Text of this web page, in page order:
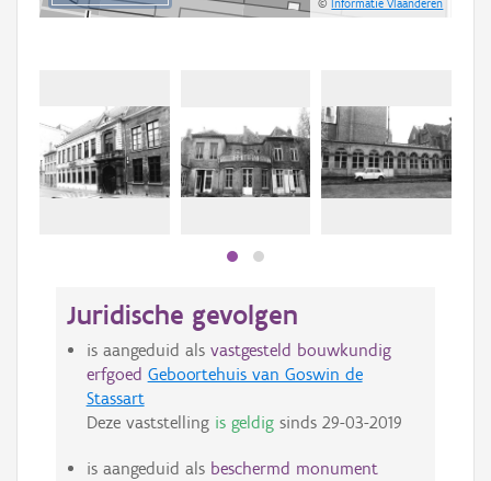
©Informatie Vlaanderen
Juridische gevolgen
is aangeduid als vastgesteld bouwkundig
erfgoed Geboortehuis van Goswin de
Stassart
Deze vaststelling is geldigsinds 29-03-2019
is aangeduid als beschermd monument